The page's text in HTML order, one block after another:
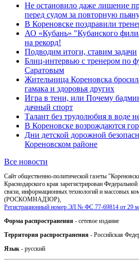
Не остановило даже лишение
перед судом за повторную
В Кореновске поздравили
АО «Кубань» "Кубанского
на рекорд!
Подводим итоги, ставим задачи
Блиц-интервью с тренером по
Саратовым
Жительница Кореновска
гамака и здоровья других
Игра в тени, или Почему
дачный спорт
Талант без трудолюбия в воде
В Кореновске возрождаются
Дни детской дорожной
Кореновском районе
Все новости
Сайт общественно-политической газеты
Краснодарского края зарегистрирован
связи, информационных технологий и массовых
(РОСКОМНАДЗОР),
Регистрационный номер ЭЛ № ФС 77-69814 от 29
Форма распространения - сетевое издание
Территория распространения - Российская
Язык - русский